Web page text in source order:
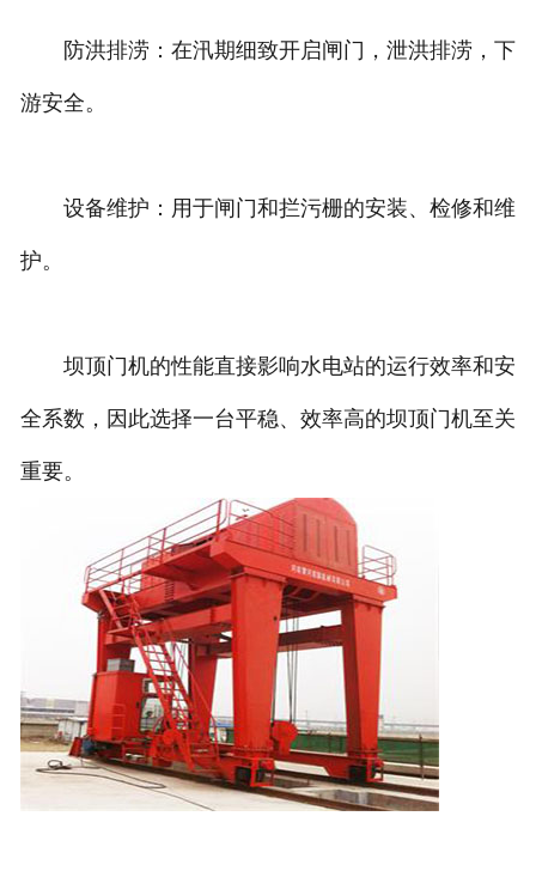
防洪排涝：在汛期细致开启闸门，泄洪排涝，下
游安全。
设备维护：用于闸门和拦污栅的安装、检修和维
护。
坝顶门机的性能直接影响水电站的运行效率和安
全系数，因此选择一台平稳、效率高的坝顶门机至关
重要。